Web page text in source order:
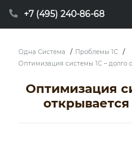
+7 (495) 240-86-68
Одна Система / Проблемы 1С
/
Оптимизация системы 1С – долго
Оптимизация